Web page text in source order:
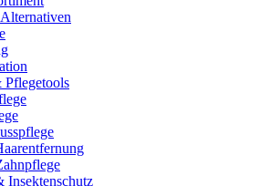
Insektenschutz